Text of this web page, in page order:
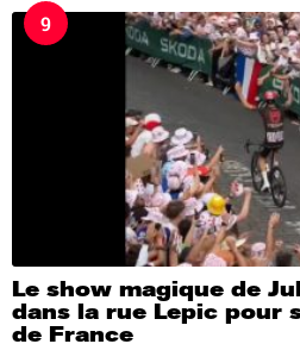
9
Le show magique de
dans la rue Lepic pour
de France